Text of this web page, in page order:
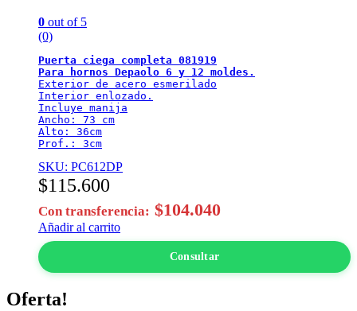
0 out of 5
(0)
Puerta ciega completa 081919
Para hornos Depaolo 6 y 12 moldes.
Exterior de acero esmerilado
Interior enlozado.
Incluye manija
Ancho: 73 cm
Alto: 36cm
Prof.: 3cm
SKU: PC612DP
$115.600
Con transferencia: $104.040
Añadir al carrito
Consultar
Oferta!